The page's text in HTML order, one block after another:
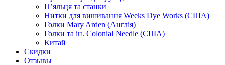
П’яльця та станки
Нитки для вишивання Weeks Dye Works (США)
Голки Mary Arden (Англія)
Голки та ін. Colonial Needle (США)
Китай
Скидки
Отзывы